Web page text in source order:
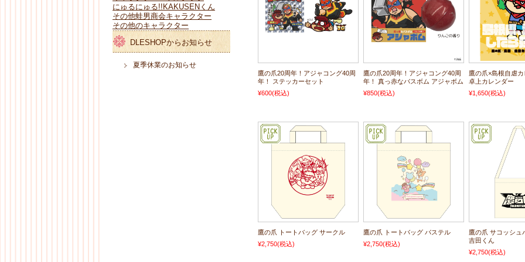
鷹の爪20周年！アジャコング40周
年！ ステッカーセット
¥600(税込)
鷹の爪20周年！アジャコング40周
年！ 真っ赤なバスボム アジャボム
¥850(税込)
鷹の爪×島根自虐
卓上カレンダー
¥1,650(税込)
鷹の爪 トートバッグ サークル
¥2,750(税込)
鷹の爪 トートバッグ パステル
¥2,750(税込)
鷹の爪 サコッシュ
吉田くん
¥2,750(税込)
にゅるにゅる!!KAKUSENくん
その他蛙男商会キャラクター
その他のキャラクター
DLESHOPからお知らせ
夏季休業のお知らせ